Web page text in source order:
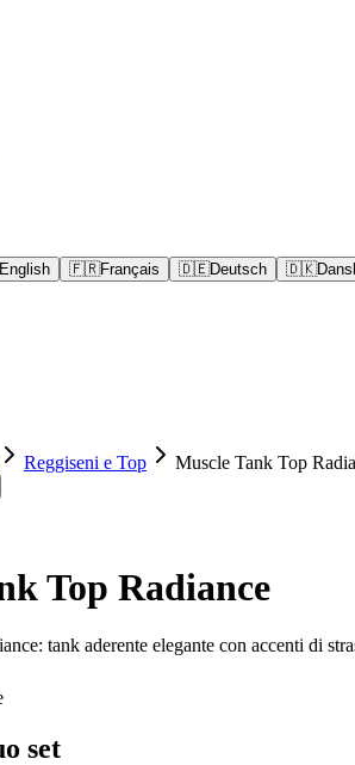
English 🇫🇷Français 🇩🇪Deutsch 🇩🇰
Reggiseni e Top Muscle Tank Top
Top Radiance
tank aderente elegante con accenti di
set